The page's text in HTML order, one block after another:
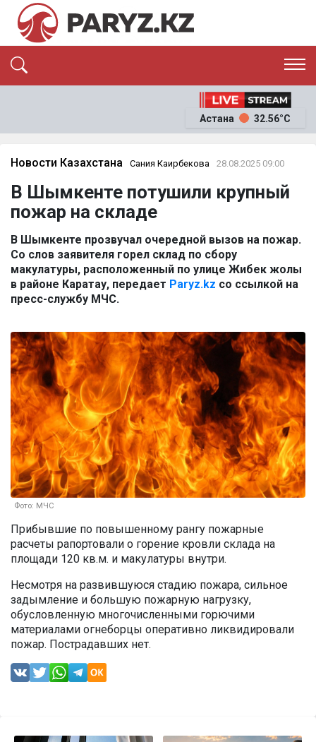
ЭКОНОМИКА
ОҚИҒА
News
Астана 32.56°C
Новости Казахстана Сания Каирбекова 28.08.2025 09:00
В Шымкенте потушили крупный
пожар на складе
В Шымкенте прозвучал очередной вызов на пожар.
Со слов заявителя горел склад по сбору
макулатуры, расположенный по улице Жибек жолы
в районе Каратау, передает Paryz.kz со ссылкой на
пресс-службу МЧС.
Фото: МЧС
Прибывшие по повышенному рангу пожарные
расчеты рапортовали о горение кровли склада на
площади 120 кв.м. и макулатуры внутри.
Несмотря на развившуюся стадию пожара, сильное
задымление и большую пожарную нагрузку,
обусловленную многочисленными горючими
материалами огнеборцы оперативно ликвидировали
пожар. Пострадавших нет.